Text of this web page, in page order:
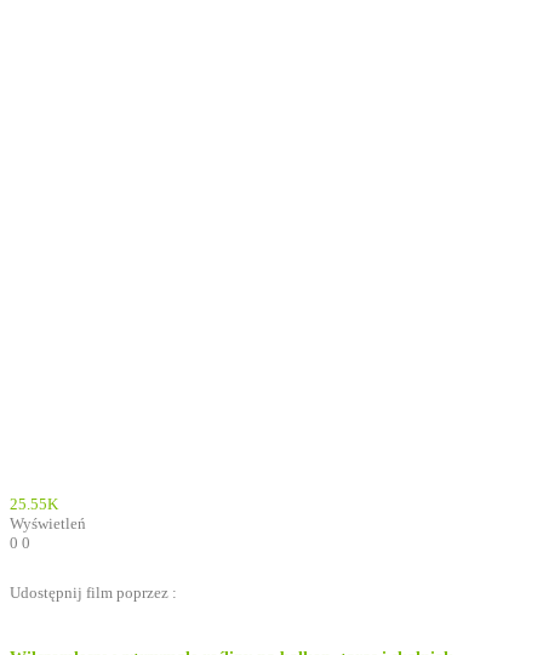
25.55K
Wyświetleń
0 0
Udostępnij film poprzez :